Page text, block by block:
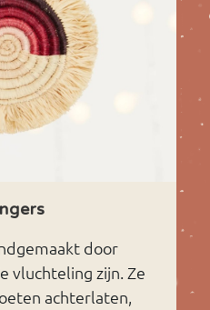
door
vluchteling zijn. Ze
achterlaten,